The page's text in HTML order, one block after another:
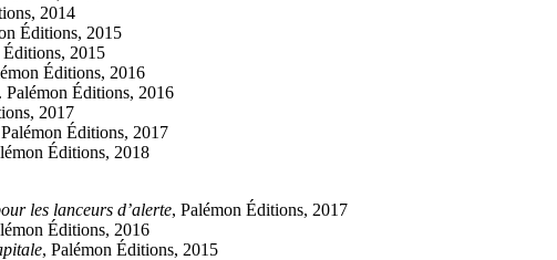
2014
Éditions, 2015
Éditions, 2015
Éditions, 2016
. Palémon Éditions, 2016
2017
Éditions, 2017
Éditions, 2018
les lanceurs d’alerte, Palémon Éditions, 2017
Éditions, 2016
, Palémon Éditions, 2015